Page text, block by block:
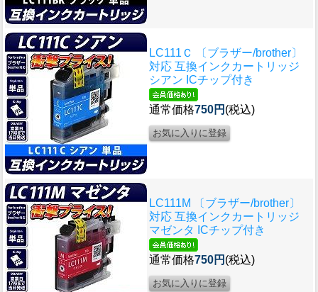
LC111Ｃ 〔ブラザー/brother〕
対応 互換インクカートリッジ
シアン ICチップ付き
通常価格750円 (税込)
LC111M 〔ブラザー/brother〕
対応 互換インクカートリッジ
マゼンタ ICチップ付き
通常価格750円 (税込)